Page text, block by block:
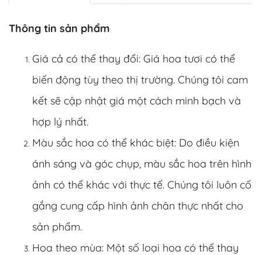
Thông tin sản phẩm
Giá cả có thể thay đổi: Giá hoa tươi có thể
biến động tùy theo thị trường. Chúng tôi cam
kết sẽ cập nhật giá một cách minh bạch và
hợp lý nhất.
Màu sắc hoa có thể khác biệt: Do điều kiện
ánh sáng và góc chụp, màu sắc hoa trên hình
ảnh có thể khác với thực tế. Chúng tôi luôn cố
gắng cung cấp hình ảnh chân thực nhất cho
sản phẩm.
Hoa theo mùa: Một số loại hoa có thể thay